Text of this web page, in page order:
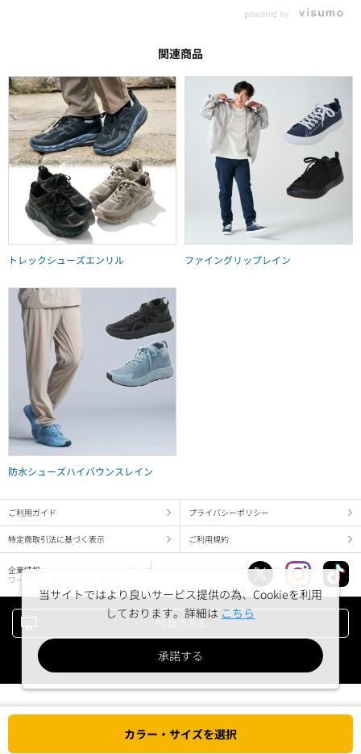
カラー・サイズを選択
powered by
関連商品
トレックシューズエンリル ファイングリップレイン
防水シューズハイバウンスレイン
ご利用ガイド プライバシーポリシー
特定商取引法に基づく表示 ご利用規約
企業情報
ワークマン コーポレートサイト
PC版でみる
Copyright (c) WORKMAN corporation. All right reserved.
当サイトではより良いサービス提供の為、Cookieを利用
しております。詳細はこちら
承諾する